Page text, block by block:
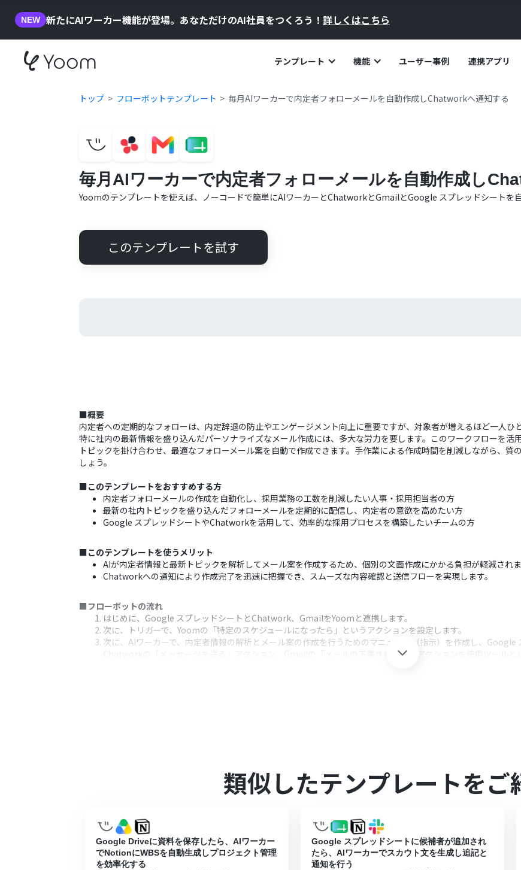
NEW 新たにAIワーカー機能が登場。あなただけのAI社員をつくろう！ 詳しくはこちら
テンプレート 機能 ユーザー事例 連携アプリ
トップ フローボットテンプレート 毎月AIワーカーで内定者フォローメールを自動作成しChatworkへ通知する
毎月AIワーカーで内定者フォローメールを自動作成し
Yoomのテンプレートを使えば、ノーコードで簡単にAIワーカーとChatworkとGmailとGoogle スプレッドシートを
このテンプレートを試す
■概要
内定者への定期的なフォローは、内定辞退の防止やエンゲージメント向上に重要ですが、対象者が増えるほど一人ひ
特に社内の最新情報を盛り込んだパーソナライズなメール作成には、多大な労力を要します。このワークフローを
トピックを掛け合わせ、最適なフォローメール案を自動で作成できます。手作業による作成時間を削減しながら、
しょう。
■このテンプレートをおすすめする方
内定者フォローメールの作成を自動化し、採用業務の工数を削減したい人事・採用担当者の方
最新の社内トピックを盛り込んだフォローメールを定期的に配信し、内定者の意欲を高めたい方
Google スプレッドシートやChatworkを活用して、効率的な採用プロセスを構築したいチームの方
■このテンプレートを使うメリット
AIが内定者情報と最新トピックを解析してメール案を作成するため、個別の文面作成にかかる負担が軽減されま
Chatworkへの通知により作成完了を迅速に把握でき、スムーズな内容確認と送信フローを実現します。
■フローボットの流れ
はじめに、Google スプレッドシートとChatwork、GmailをYoomと連携します。
次に、トリガーで、Yoomの「特定のスケジュールになったら」というアクションを設定します。
次に、AIワーカーで、内定者情報の解析とメール案の作成を行うためのマニュアル（指示）を作成し、
Chatworkの「メッセージを送る」アクション、Gmailの「メールの下書きを作成」アクションを使用ツールと
Google スプレッドシート、Chatwork、GmailのそれぞれとYoomを連携してください。AIワーカー内で使用
【AIワーカー】基本的な設定方法」をご参照ください。
AIワーカー内でご利用いただけるアプリやオペレーション等はフローボットの利用制限と同様です。
AIワーカーは、テスト実行でも本番実行と同様にタスクを消費しますのでご注意ください。詳細は「
【AIワー
AIワーカーはマニュアルを詳細に設定することで適切な処理を実行しやすくなります。詳細は「【AIワーカー
AIワーカー内で20件を超える大容量データの取得やループ処理を行うと、タスクを著しく消費する可能性があ
類似したテンプレートをご
Google Driveに資料を保存したら、AIワーカー
でNotionにWBSを自動生成しプロジェクト管理
を効率化する
Google スプレッドシートに候補者が追加され
たら、AIワーカーでスカウト文を生成し追記と
通知を行う